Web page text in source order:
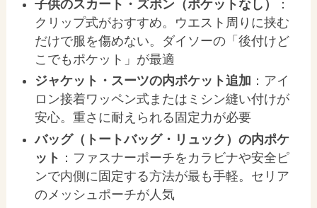
子供のスカート・ズボン（ポケットなし）
：
クリップ式がおすすめ。ウエスト周りに挟む
だけで服を傷めない。ダイソーの「後付けど
こでもポケット」が最適
ジャケット・スーツの内ポケット追加 ：アイ
ロン接着ワッペン式またはミシン縫い付けが
安心。重さに耐えられる固定力が必要
バッグ（トートバッグ・リュック）の内ポケ
ット ：ファスナーポーチをカラビナや安全ピ
ンで内側に固定する方法が最も手軽。セリア
のメッシュポーチが人気